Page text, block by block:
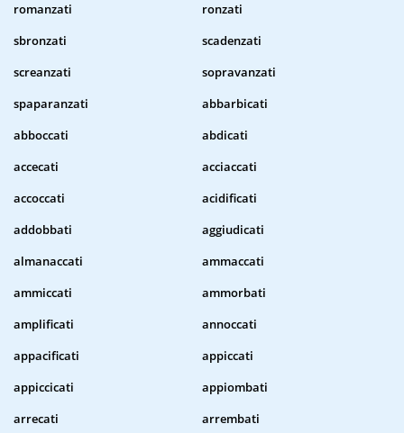
romanzati
ronzati
sbronzati
scadenzati
screanzati
sopravanzati
spaparanzati
abbarbicati
abboccati
abdicati
accecati
acciaccati
accoccati
acidificati
addobbati
aggiudicati
almanaccati
ammaccati
ammiccati
ammorbati
amplificati
annoccati
appacificati
appiccati
appiccicati
appiombati
arrecati
arrembati